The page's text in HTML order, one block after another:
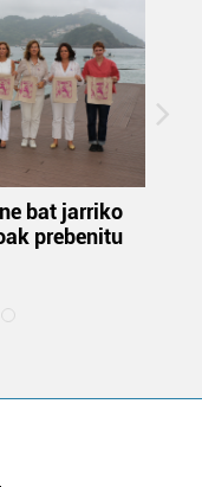
bat jarriko
prebenitu